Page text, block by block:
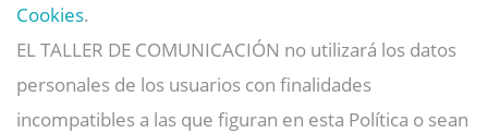
Cookies.
EL TALLER DE COMUNICACIÓN no utilizará los datos
personales de los usuarios con finalidades
incompatibles a las que figuran en esta Política o sean